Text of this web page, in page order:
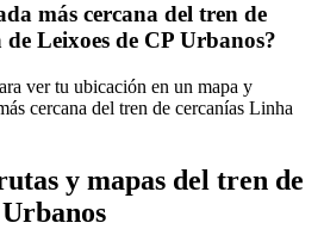
más cercana del tren de
Leixoes de CP Urbanos?
ver tu ubicación en un mapa y
cercana del tren de cercanías Linha
y mapas del tren de